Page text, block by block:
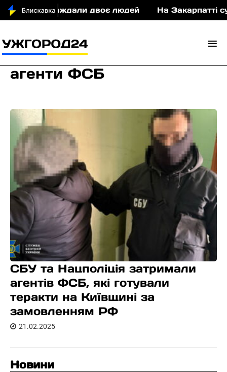
постраждали двоє людей На Закарпатті
агенти ФСБ
СБУ та Нацполіція затримали
агентів ФСБ, які готували
теракти на Київщині за
замовленням РФ
21.02.2025
Новини